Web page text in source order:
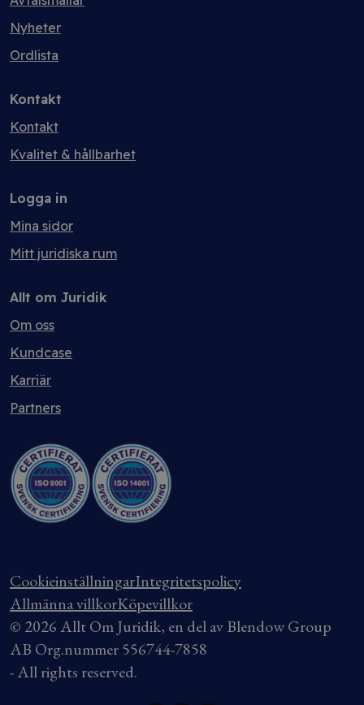
Nyheter
Ordlista
Kontakt
Kontakt
Kvalitet & hållbarhet
Logga in
Mina sidor
Mitt juridiska rum
Allt om Juridik
Om oss
Kundcase
Karriär
Partners
CookieinställningarIntegritetspolicy
Allmänna villkorKöpevillkor
© 2026 Allt Om Juridik, en del av Blendow Group
AB Org.nummer 556744-7858
- All rights reserved.